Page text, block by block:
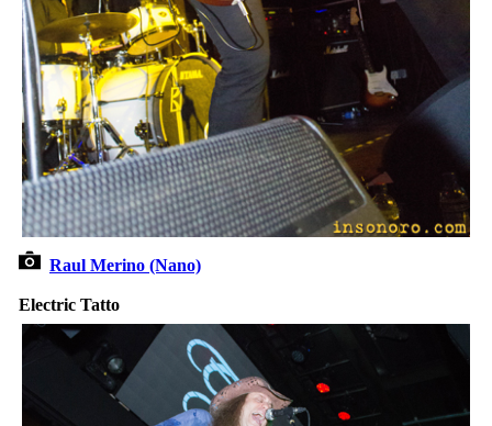
Raul Merino (Nano)
Electric Tatto